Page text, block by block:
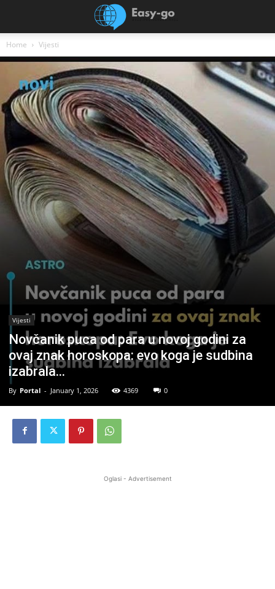
Home Vijesti
Vijesti
Novčanik puca od para u novoj godini za
ovaj znak horoskopa: evo koga je sudbina
izabrala…
By Portal - January 1, 2026 4369 0
Oglasi - Advertisement